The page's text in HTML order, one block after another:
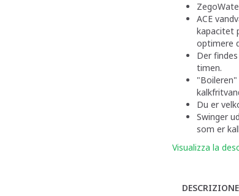
ACE
kapacitet
optimere
Der
timen.
Du er
Swinger
som er
Visualizza la
DESCRIZIONE